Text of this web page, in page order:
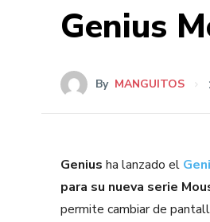
Genius
By MANGUITOS
Genius ha lanzado el
para su nueva serie
permite cambiar de